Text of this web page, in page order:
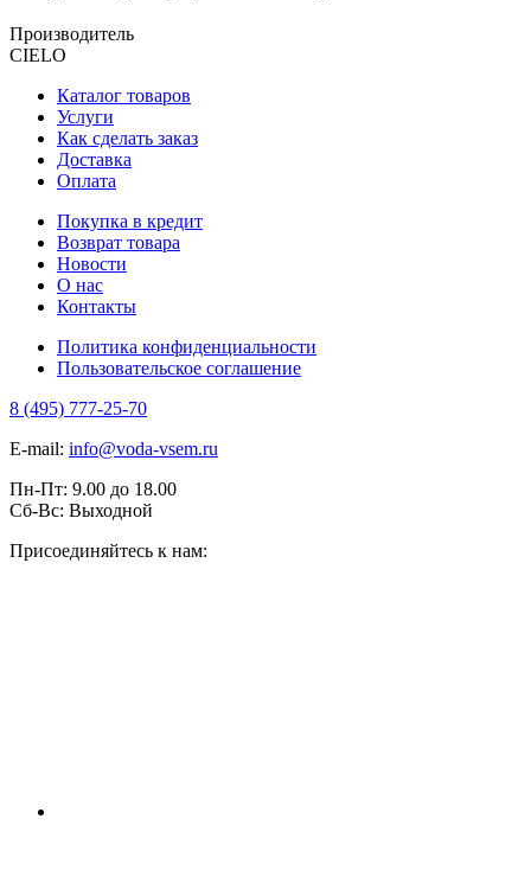
Производитель
CIELO
Каталог товаров
Услуги
Как сделать заказ
Доставка
Оплата
Покупка в кредит
Возврат товара
Новости
О нас
Контакты
Политика конфиденциальности
Пользовательское соглашение
8 (495) 777-25-70
E-mail: info@voda-vsem.ru
Пн-Пт: 9.00 до 18.00
Сб-Вс: Выходной
Присоединяйтесь к нам: